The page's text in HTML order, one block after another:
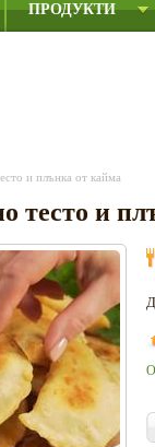
ПРОДУКТИ
и плънка от кайма
тесто и